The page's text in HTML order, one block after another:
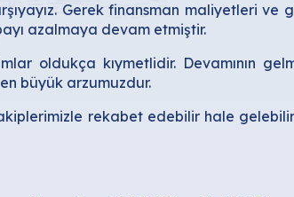
Gerek finansman maliyetleri ve
azalmaya devam etmiştir.
oldukça kıymetlidir. Devamının
büyük arzumuzdur.
rekabet edebilir hale